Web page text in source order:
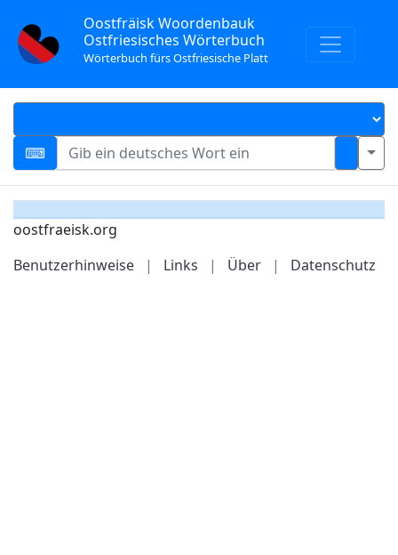
Oostfräisk Woordenbauk
Ostfriesisches Wörterbuch
Wörterbuch fürs Ostfriesische Platt
oostfraeisk.org
Benutzerhinweise
| Links | Über | Datenschutz